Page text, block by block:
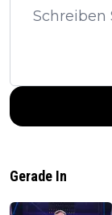
Gerade In